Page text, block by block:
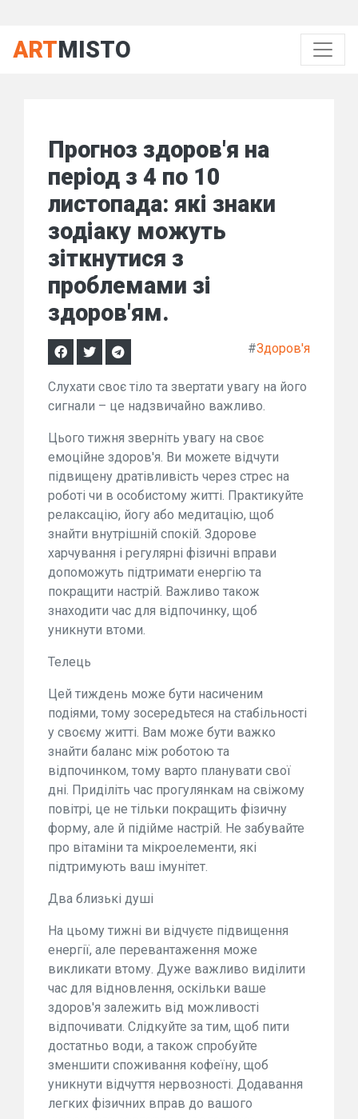
ARTMISTO
Прогноз здоров'я на
період з 4 по 10
листопада: які знаки
зодіаку можуть
зіткнутися з
проблемами зі
здоров'ям.
#Здоров'я
Слухати своє тіло та звертати увагу на його
сигнали – це надзвичайно важливо.
Цього тижня зверніть увагу на своє
емоційне здоров'я. Ви можете відчути
підвищену дратівливість через стрес на
роботі чи в особистому житті. Практикуйте
релаксацію, йогу або медитацію, щоб
знайти внутрішній спокій. Здорове
харчування і регулярні фізичні вправи
допоможуть підтримати енергію та
покращити настрій. Важливо також
знаходити час для відпочинку, щоб
уникнути втоми.
Телець
Цей тиждень може бути насиченим
подіями, тому зосередьтеся на стабільності
у своєму житті. Вам може бути важко
знайти баланс між роботою та
відпочинком, тому варто планувати свої
дні. Приділіть час прогулянкам на свіжому
повітрі, це не тільки покращить фізичну
форму, але й підійме настрій. Не забувайте
про вітаміни та мікроелементи, які
підтримують ваш імунітет.
Два близькі душі
На цьому тижні ви відчуєте підвищення
енергії, але перевантаження може
викликати втому. Дуже важливо виділити
час для відновлення, оскільки ваше
здоров'я залежить від можливості
відпочивати. Слідкуйте за тим, щоб пити
достатньо води, а також спробуйте
зменшити споживання кофеїну, щоб
уникнути відчуття нервозності. Додавання
легких фізичних вправ до вашого